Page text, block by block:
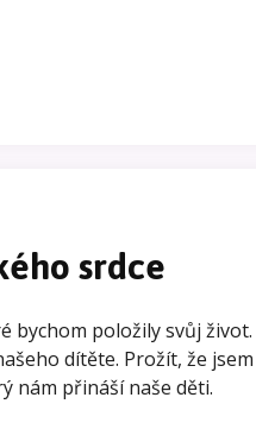
srdce
bychom položily svůj
dítěte. Prožít, že
nám přináší naše děti.